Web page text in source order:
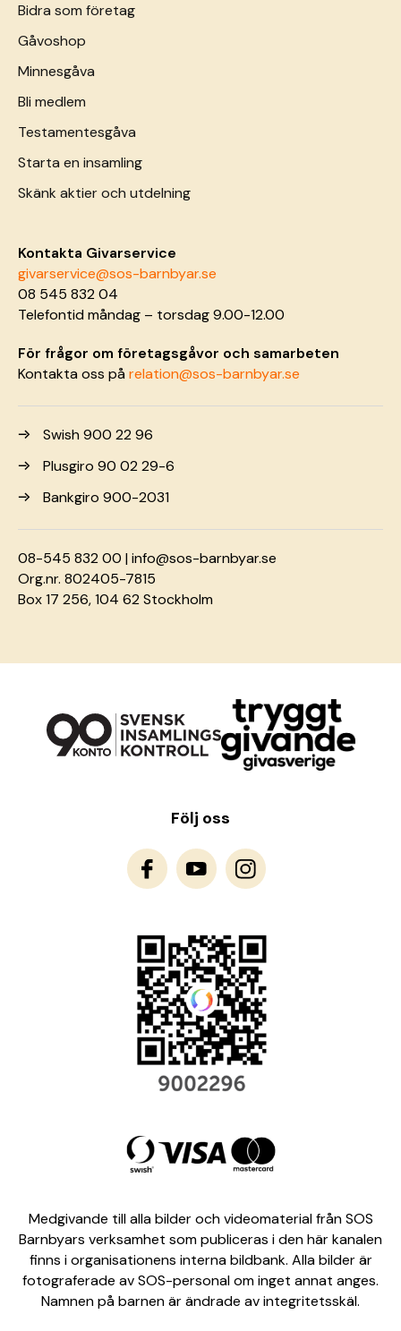
Bidra som företag
Gåvoshop
Minnesgåva
Bli medlem
Testamentesgåva
Starta en insamling
Skänk aktier och utdelning
Kontakta Givarservice
givarservice@sos-barnbyar.se
08 545 832 04
Telefontid måndag – torsdag 9.00-12.00
För frågor om företagsgåvor och samarbeten
Kontakta oss pårelation@sos-barnbyar.se
Swish 900 22 96
Plusgiro 90 02 29-6
Bankgiro 900-2031
08-545 832 00 |info@sos-barnbyar.se
Org.nr. 802405-7815
Box 17 256, 104 62 Stockholm
Följ oss
Medgivande till alla bilder och videomaterial från SOS
Barnbyars verksamhet som publiceras i den här kanalen
finns i organisationens interna bildbank. Alla bilder är
fotograferade av SOS-personal om inget annat anges.
Namnen på barnen är ändrade av integritetsskäl.